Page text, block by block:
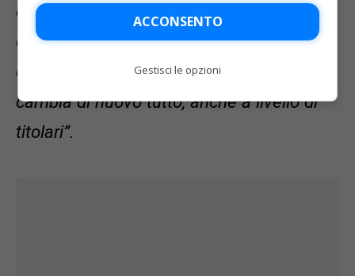
c’è niente di statico, è tutto molto
dinamico, anche sul tridente: magari
domani uno di questi fa gol e assist e
cambia di nuovo tutto, anche a livello di
titolari”.
ACCONSENTO
Gestisci le opzioni